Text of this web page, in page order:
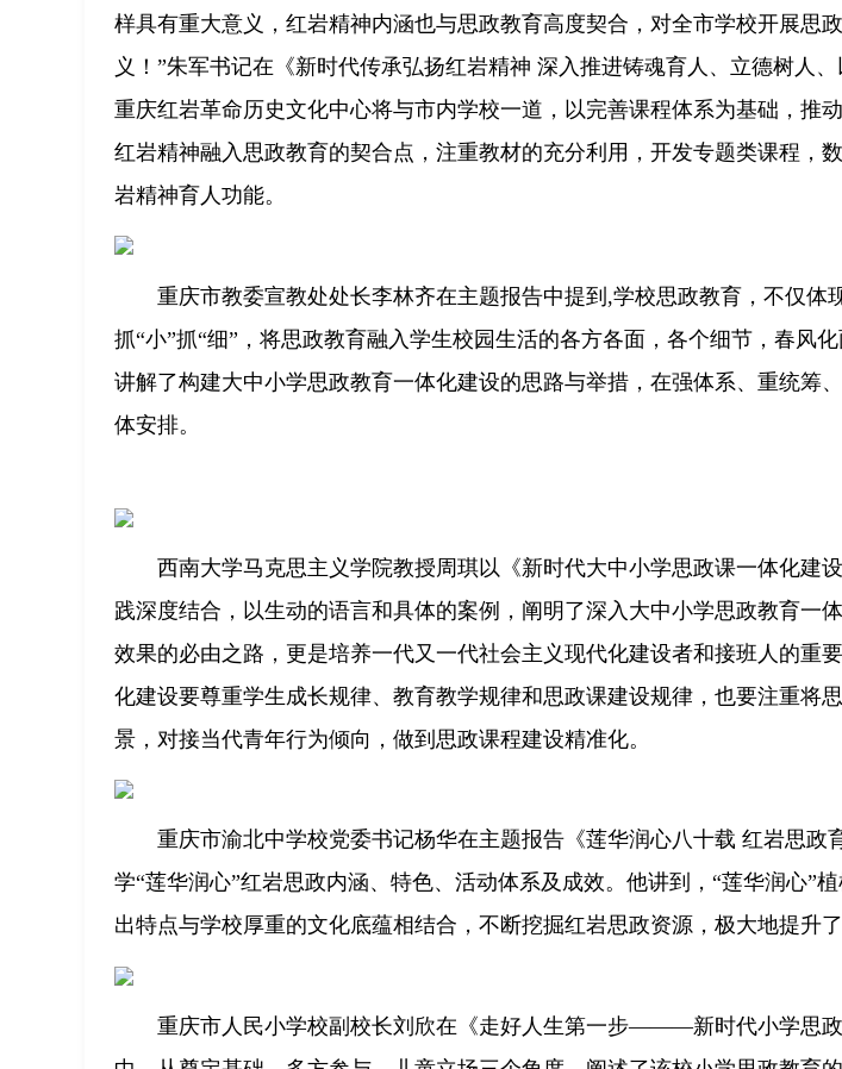
样具有重大意义，红岩精神内涵也与思政教育高度契合，对全市学校开展思
义！”朱军书记在《新时代传承弘扬红岩精神 深入推进铸魂育人、立德树人
重庆红岩革命历史文化中心将与市内学校一道，以完善课程体系为基础，推
红岩精神融入思政教育的契合点，注重教材的充分利用，开发专题类课程，
岩精神育人功能。
重庆市教委宣教处处长李林齐在主题报告中提到,学校思政教育，不仅体
抓“小”抓“细”，将思政教育融入学生校园生活的各方各面，各个细节，春风
讲解了构建大中小学思政教育一体化建设的思路与举措，在强体系、重统筹
体安排。
西南大学马克思主义学院教授周琪以《新时代大中小学思政课一体化建
践深度结合，以生动的语言和具体的案例，阐明了深入大中小学思政教育一
效果的必由之路，更是培养一代又一代社会主义现代化建设者和接班人的重
化建设要尊重学生成长规律、教育教学规律和思政课建设规律，也要注重将
景，对接当代青年行为倾向，做到思政课程建设精准化。
重庆市渝北中学校党委书记杨华在主题报告《莲华润心八十载 红岩思政
学“莲华润心”红岩思政内涵、特色、活动体系及成效。他讲到，“莲华润心”
出特点与学校厚重的文化底蕴相结合，不断挖掘红岩思政资源，极大地提升
重庆市人民小学校副校长刘欣在《走好人生第一步———新时代小学思